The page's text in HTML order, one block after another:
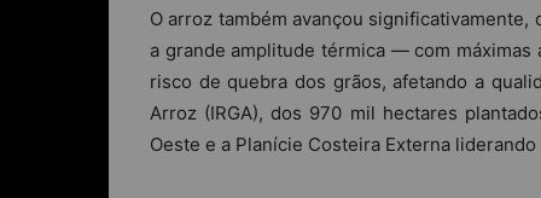
O arroz também avançou significativamente,
a grande amplitude térmica — com
risco de quebra dos grãos, afetando a
Arroz (IRGA), dos 970 mil hectares
Oeste e a Planície Costeira Externa